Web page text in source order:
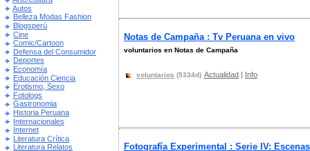
Autos
Belleza Modas Fashion
Blogsperú
Cine
Comic/Cartoon
Defensa del Consumidor
Deportes
Economía
Educación Ciencia
Erotismo, Sexo
Fotologs
Gastronomia
Historia Peruana
Internacionales
Internet
Literatura Crítica
Literatura Relatos
Notas de Campaña : Tv Peruana en vivo
voluntarios en Notas de Campaña
voluntarios (5334d) Actualidad | Info
Fotografía Experimental : Serie IV: